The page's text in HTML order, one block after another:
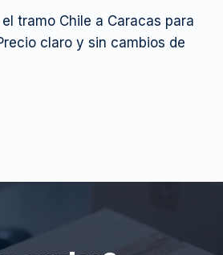
tramo Chile a Caracas para
claro y sin cambios de